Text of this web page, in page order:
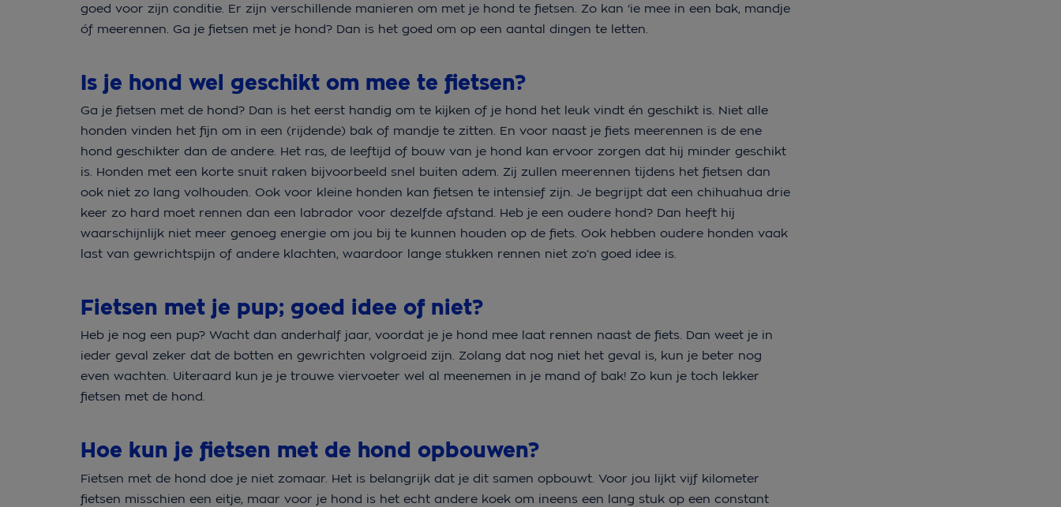
goed voor zijn conditie. Er zijn verschillende manieren om met je hond te fietsen. Zo kan ‘ie mee in een bak, mandje
óf meerennen. Ga je fietsen met je hond? Dan is het goed om op een aantal dingen te letten.
Is je hond wel geschikt om mee te fietsen?
Ga je fietsen met de hond? Dan is het eerst handig om te kijken of je hond het leuk vindt én geschikt is. Niet alle
honden vinden het fijn om in een (rijdende) bak of mandje te zitten. En voor naast je fiets meerennen is de ene
hond geschikter dan de andere. Het ras, de leeftijd of bouw van je hond kan ervoor zorgen dat hij minder geschikt
is. Honden met een korte snuit raken bijvoorbeeld snel buiten adem. Zij zullen meerennen tijdens het fietsen dan
ook niet zo lang volhouden. Ook voor kleine honden kan fietsen te intensief zijn. Je begrijpt dat een chihuahua drie
keer zo hard moet rennen dan een labrador voor dezelfde afstand. Heb je een oudere hond? Dan heeft hij
waarschijnlijk niet meer genoeg energie om jou bij te kunnen houden op de fiets. Ook hebben oudere honden vaak
last van gewrichtspijn of andere klachten, waardoor lange stukken rennen niet zo’n goed idee is.
Fietsen met je pup; goed idee of niet?
Heb je nog een pup? Wacht dan anderhalf jaar, voordat je je hond mee laat rennen naast de fiets. Dan weet je in
ieder geval zeker dat de botten en gewrichten volgroeid zijn. Zolang dat nog niet het geval is, kun je beter nog
even wachten. Uiteraard kun je je trouwe viervoeter wel al meenemen in je mand of bak! Zo kun je toch lekker
fietsen met de hond.
Hoe kun je fietsen met de hond opbouwen?
Fietsen met de hond doe je niet zomaar. Het is belangrijk dat je dit samen opbouwt. Voor jou lijkt vijf kilometer
fietsen misschien een eitje, maar voor je hond is het echt andere koek om ineens een lang stuk op een constant